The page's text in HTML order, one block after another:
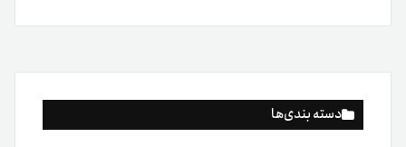
دسته بندی‌ها